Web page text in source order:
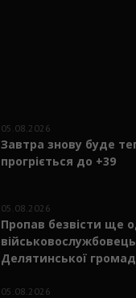
05.08.2026
Завтра знову буде
прогріється до +39
05.08.2026
Пропав безвісти ще
військовослужбовець
Делятинської
05.08.2026